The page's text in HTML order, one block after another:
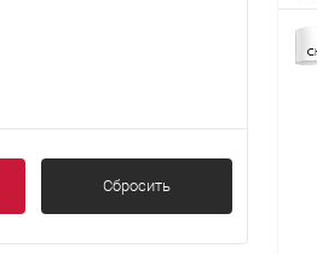
Сбросить